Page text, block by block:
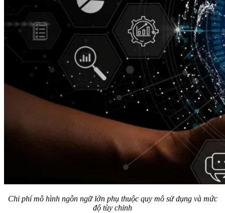
Chi phí mô hình ngôn ngữ lớn phụ thuộc quy mô sử dụng và mức
độ tùy chỉnh